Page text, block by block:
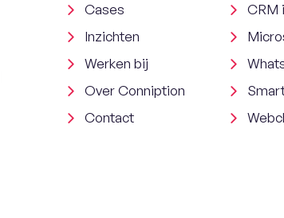
Cases
Inzichten
Werken bij
Over Conniption
Contact
CRM